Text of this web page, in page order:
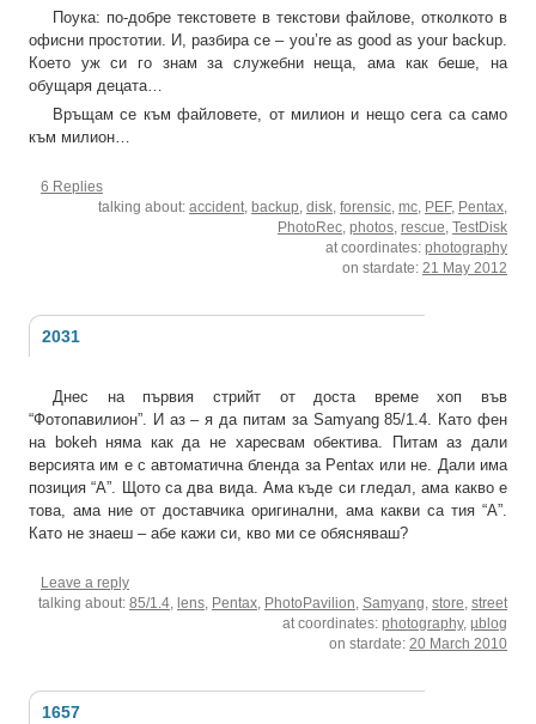
Поука: по-добре текстовете в текстови файлове, отколкото в
офисни простотии. И, разбира се – you’re as good as your backup.
Което уж си го знам за служебни неща, ама как беше, на
обущаря децата…
Връщам се към файловете, от милион и нещо сега са само
към милион…
6 Replies
talking about: accident backup disk forensic mc PEF, Pentax
PhotoRec photos rescue
TestDisk
at coordinates: photography
on stardate: 21 May 2012
2031
Днес на първия стрийт от доста време хоп във
“Фотопавилион”. И аз – я да питам за Samyang 85/1.4. Като фен
на bokeh няма как да не харесвам обектива. Питам аз дали
версията им е с автоматична бленда за Pentax или не. Дали има
позиция “A”. Щото са два вида. Ама къде си гледал, ама какво е
това, ама ние от доставчика оригинални, ама какви са тия “А”.
Като не знаеш – абе кажи си, кво ми се обясняваш?
Leave a reply
talking about: 85/1.4 lens Pentax PhotoPavilion Samyang store street
at coordinates: photography, µblog
on stardate: 20 March 2010
1657